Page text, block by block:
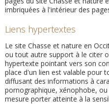
imbriquées à l'intérieur des
Liens hypertextes
Le site Chasse et nature en
ou tout autre support à le citer
hypertexte pointant vers son
place d'un lien est valable pour
diffusant des informations à
pornographique, xénophobe,
mesure porter atteinte à la